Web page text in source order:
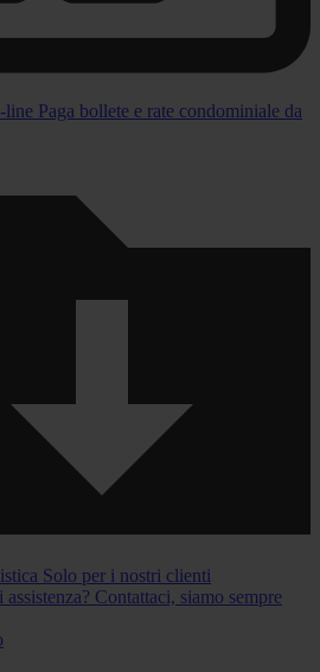
line Paga bollete e rate condominiale da
Solo per i nostri clienti
Contattaci, siamo sempre